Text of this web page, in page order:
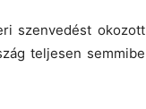
szenvedést okozott
teljesen semmibe